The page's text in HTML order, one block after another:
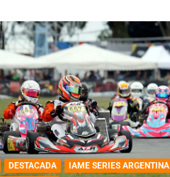
DESTACADA
IAME SERIES ARGENTINA